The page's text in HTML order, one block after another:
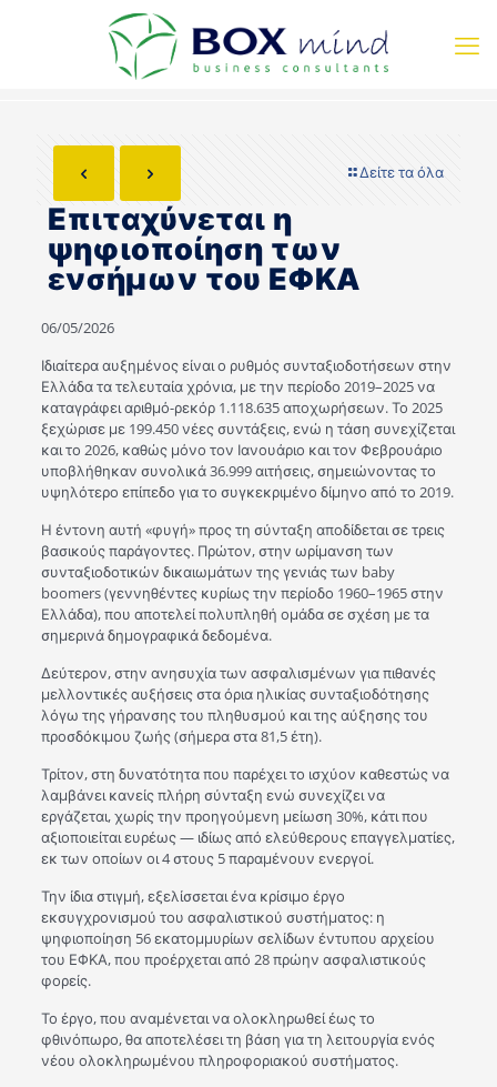
Δείτε τα όλα
Επιταχύνεται η
ψηφιοποίηση των
ενσήμων του ΕΦΚΑ
06/05/2026
Ιδιαίτερα αυξημένος είναι ο ρυθμός συνταξιοδοτήσεων στην
Ελλάδα τα τελευταία χρόνια, με την περίοδο 2019–2025 να
καταγράφει αριθμό-ρεκόρ 1.118.635 αποχωρήσεων. Το 2025
ξεχώρισε με 199.450 νέες συντάξεις, ενώ η τάση συνεχίζεται
και το 2026, καθώς μόνο τον Ιανουάριο και τον Φεβρουάριο
υποβλήθηκαν συνολικά 36.999 αιτήσεις, σημειώνοντας το
υψηλότερο επίπεδο για το συγκεκριμένο δίμηνο από το 2019.
Η έντονη αυτή «φυγή» προς τη σύνταξη αποδίδεται σε τρεις
βασικούς παράγοντες. Πρώτον, στην ωρίμανση των
συνταξιοδοτικών δικαιωμάτων της γενιάς των baby
boomers (γεννηθέντες κυρίως την περίοδο 1960–1965 στην
Ελλάδα), που αποτελεί πολυπληθή ομάδα σε σχέση με τα
σημερινά δημογραφικά δεδομένα.
Δεύτερον, στην ανησυχία των ασφαλισμένων για πιθανές
μελλοντικές αυξήσεις στα όρια ηλικίας συνταξιοδότησης
λόγω της γήρανσης του πληθυσμού και της αύξησης του
προσδόκιμου ζωής (σήμερα στα 81,5 έτη).
Τρίτον, στη δυνατότητα που παρέχει το ισχύον καθεστώς να
λαμβάνει κανείς πλήρη σύνταξη ενώ συνεχίζει να
εργάζεται, χωρίς την προηγούμενη μείωση 30%, κάτι που
αξιοποιείται ευρέως — ιδίως από ελεύθερους επαγγελματίες,
εκ των οποίων οι 4 στους 5 παραμένουν ενεργοί.
Την ίδια στιγμή, εξελίσσεται ένα κρίσιμο έργο
εκσυγχρονισμού του ασφαλιστικού συστήματος: η
ψηφιοποίηση 56 εκατομμυρίων σελίδων έντυπου αρχείου
του ΕΦΚΑ, που προέρχεται από 28 πρώην ασφαλιστικούς
φορείς.
Το έργο, που αναμένεται να ολοκληρωθεί έως το
φθινόπωρο, θα αποτελέσει τη βάση για τη λειτουργία ενός
νέου ολοκληρωμένου πληροφοριακού συστήματος.